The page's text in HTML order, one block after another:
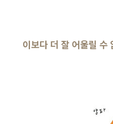
이보다 더 잘 어울릴 수